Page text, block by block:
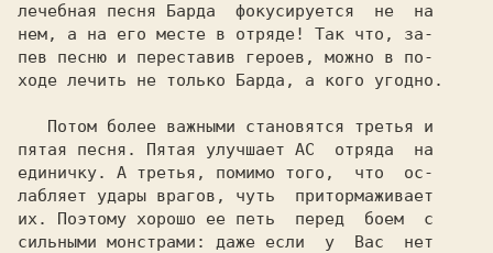
лечебная песня Барда  фокусируется  не  на
нем, а на его месте в отряде! Так что, за-
пев песню и переставив героев, можно в по-
ходе лечить не только Барда, а кого угодно.
пятая песня. Пятая улучшает AC  отряда  на
единичку. А третья, помимо того,  что  ос-
лабляет удары врагов, чуть  притормаживает
их. Поэтому хорошо ее петь  перед  боем  с
сильными монстрами: даже если  у  Вас  нет